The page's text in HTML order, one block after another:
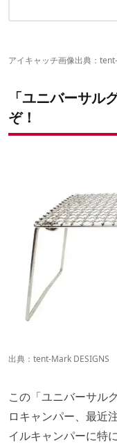
アイキャッチ画像出典：
「ユニバーサル
ぞ！
出典： tent-Mark DESIGNS
この「ユニバーサル
ロキャンパー、最近
イルキャンパーに特